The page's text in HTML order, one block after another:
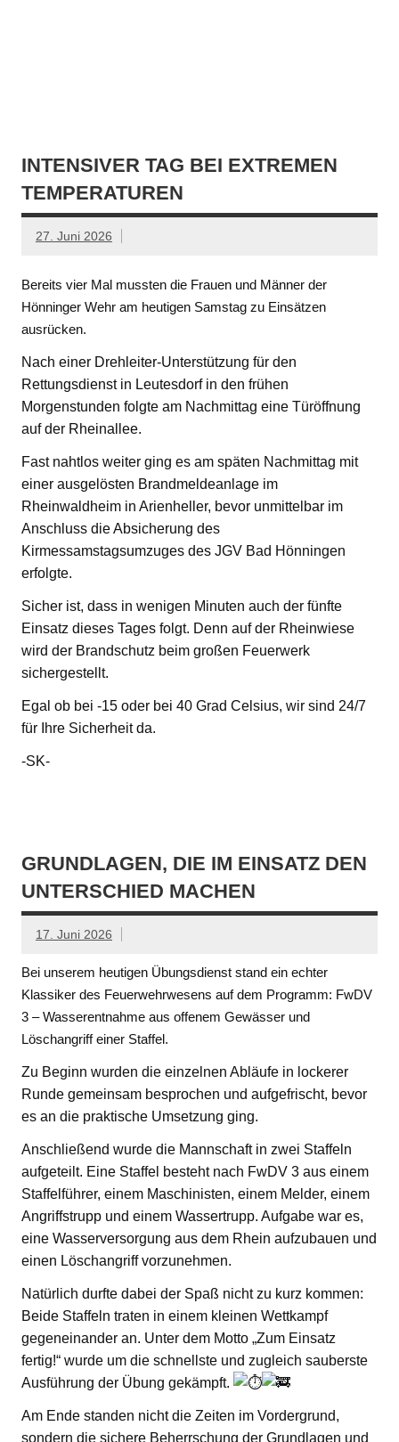
INTENSIVER TAG BEI EXTREMEN
TEMPERATUREN
27. Juni 2026
Bereits vier Mal mussten die Frauen und Männer der
Hönninger Wehr am heutigen Samstag zu Einsätzen
ausrücken.
Nach einer Drehleiter-Unterstützung für den
Rettungsdienst in Leutesdorf in den frühen
Morgenstunden folgte am Nachmittag eine Türöffnung
auf der Rheinallee.
Fast nahtlos weiter ging es am späten Nachmittag mit
einer ausgelösten Brandmeldeanlage im
Rheinwaldheim in Arienheller, bevor unmittelbar im
Anschluss die Absicherung des
Kirmessamstagsumzuges des JGV Bad Hönningen
erfolgte.
Sicher ist, dass in wenigen Minuten auch der fünfte
Einsatz dieses Tages folgt. Denn auf der Rheinwiese
wird der Brandschutz beim großen Feuerwerk
sichergestellt.
Egal ob bei -15 oder bei 40 Grad Celsius, wir sind 24/7
für Ihre Sicherheit da.
-SK-
GRUNDLAGEN, DIE IM EINSATZ DEN
UNTERSCHIED MACHEN
17. Juni 2026
Bei unserem heutigen Übungsdienst stand ein echter
Klassiker des Feuerwehrwesens auf dem Programm: FwDV
3 – Wasserentnahme aus offenem Gewässer und
Löschangriff einer Staffel.
Zu Beginn wurden die einzelnen Abläufe in lockerer
Runde gemeinsam besprochen und aufgefrischt, bevor
es an die praktische Umsetzung ging.
Anschließend wurde die Mannschaft in zwei Staffeln
aufgeteilt. Eine Staffel besteht nach FwDV 3 aus einem
Staffelführer, einem Maschinisten, einem Melder, einem
Angriffstrupp und einem Wassertrupp. Aufgabe war es,
eine Wasserversorgung aus dem Rhein aufzubauen und
einen Löschangriff vorzunehmen.
Natürlich durfte dabei der Spaß nicht zu kurz kommen:
Beide Staffeln traten in einem kleinen Wettkampf
gegeneinander an. Unter dem Motto „Zum Einsatz
fertig!“ wurde um die schnellste und zugleich sauberste
Ausführung der Übung gekämpft.
Am Ende standen nicht die Zeiten im Vordergrund,
sondern die sichere Beherrschung der Grundlagen und